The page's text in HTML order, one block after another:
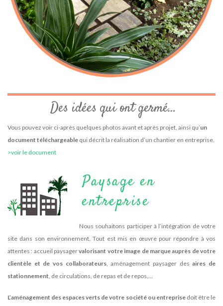
Des idées qui ont germé…
Vous pouvez voir ci-après quelques photos avant et après projet, ainsi qu’un
document téléchargeable qui décrit la réalisation d’un chantier en entreprise.
>voir le document
Paysage en
entreprise
Nous souhaitons participer à l’intégration de votre
site dans son environnement. Tout est mis en œuvre pour répondre à vos
attentes : accueil paysagervalorisant votre image de marque auprès de votre
clientèle et de vos collaborateurs, aménagement paysager desaires de
stationnement, de circulations, de repas et de repos,…
L’aménagement des espaces verts de votre société ou entreprisedoit être le